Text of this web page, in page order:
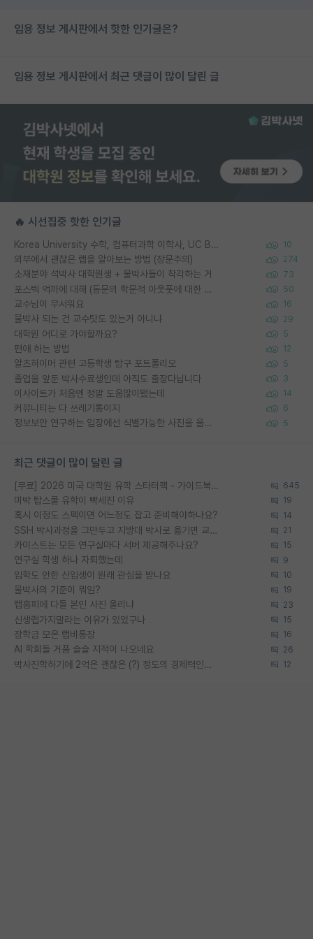
임용 정보 게시판에서 핫한 인기글은?
임용 정보 게시판에서 최근 댓글이 많이 달린 글
🔥 시선집중 핫한 인기글
Korea University 수학, 컴퓨터과학 이학사, UC Berkeley 산업공학 대학원 공학박사가 되는 것은 쉽지 않겠죠? 10
외부에서 괜찮은 랩을 알아보는 방법 (장문주의) 274
소재분야 석박사 대학원생 + 물박사들이 착각하는 거 73
포스텍 억까에 대해 (동문의 학문적 아웃풋에 대한 반박) 50
교수님이 무서워요 16
물박사 되는 건 교수탓도 있는거 아니냐 29
대학원 어디로 가야할까요? 5
편애 하는 방법 12
알츠하이머 관련 고등학생 탐구 포트폴리오 5
졸업을 앞둔 박사수료생인데 아직도 출장다닙니다 3
이사이트가 처음엔 정말 도움많이됐는데 14
커뮤니티는 다 쓰레기통이지 6
정보보안 연구하는 입장에선 식별가능한 사진을 올리는건 비추이긴함 5
최근 댓글이 많이 달린 글
[무료] 2026 미국 대학원 유학 스타터팩 - 가이드북 & 합격자 컨택메일 템플릿 645
미박 탑스쿨 유학이 빡세진 이유 19
혹시 이정도 스펙이면 어느정도 잡고 준비해야하나요? 14
SSH 박사과정을 그만두고 지방대 박사로 옮기면 교수의 꿈은 끝일까요? 21
카이스트는 모든 연구실마다 서버 제공해주나요? 15
연구실 학생 하나 자퇴했는데 9
입학도 안한 신입생이 원래 관심을 받나요 10
물박사의 기준이 뭐임? 19
랩홈피에 다들 본인 사진 올리냐 23
신생랩가지말라는 이유가 있었구나 15
장학금 모은 랩비통장 16
AI 학회들 거품 슬슬 지적이 나오네요 26
박사진학하기에 2억은 괜찮은 (?) 정도의 경제력인가요 12